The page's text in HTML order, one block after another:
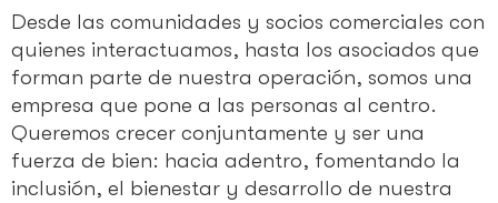
Desde las comunidades y socios comerciales con
quienes interactuamos, hasta los asociados que
forman parte de nuestra operación, somos una
empresa que pone a las personas al centro.
Queremos crecer conjuntamente y ser una
fuerza de bien: hacia adentro, fomentando la
inclusión, el bienestar y desarrollo de nuestra